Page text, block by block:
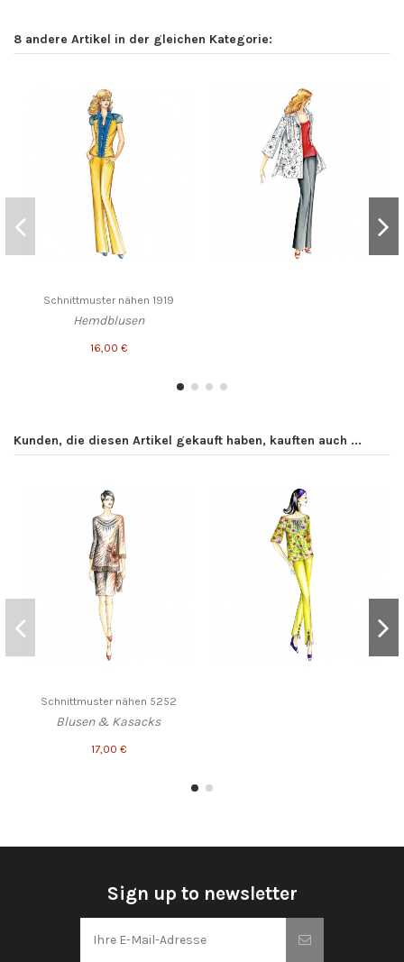
8 andere Artikel in der gleichen Kategorie:
Schnittmuster nähen 1919
Hemdblusen
16,00 €
Kunden, die diesen Artikel gekauft haben, kauften auch ...
Schnittmuster nähen 5252
Blusen & Kasacks
17,00 €
Sign up to newsletter